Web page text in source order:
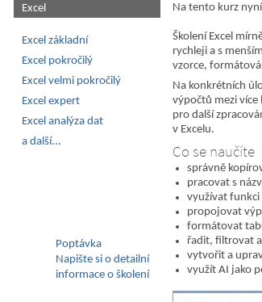
Na tento kurz
Školení Excel
rychleji a s
vzorce,
Na konkrétních
výpočtů mezi
pro další
v Excelu.
Co se naučíte
správně
pracovat s
využívat funkci
propojovat
formátovat
řadit, filtrovat
vytvořit a
využít AI jako
Excel
Excel základní
Excel pokročilý
Excel velmi pokročilý
Excel expert
Excel analýza dat
a další...
Poptávka
Napište si o detailní
informace o školení